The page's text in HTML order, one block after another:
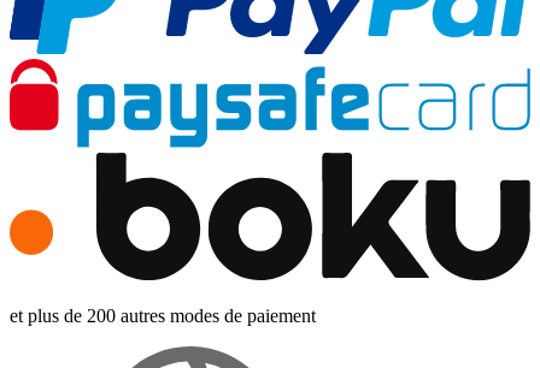
et plus de 200 autres modes de paiement